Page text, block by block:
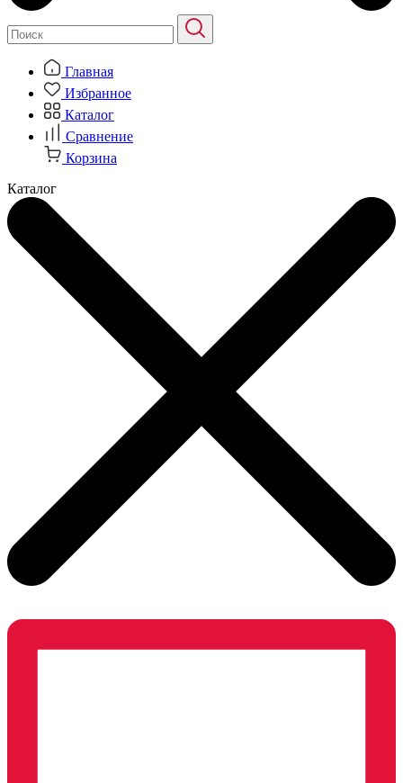
Главная
Избранное
Каталог
Сравнение
Корзина
Каталог